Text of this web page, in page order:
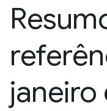
janeiro